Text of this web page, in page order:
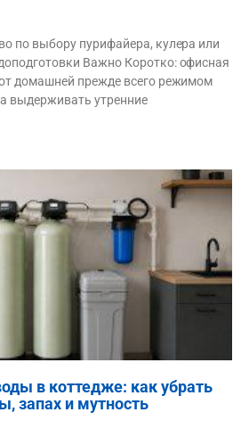
по выбору пурифайера, кулера или
Важно Коротко: офисная
домашней прежде всего режимом
выдерживать утренние
в коттедже: как убрать
запах и мутность